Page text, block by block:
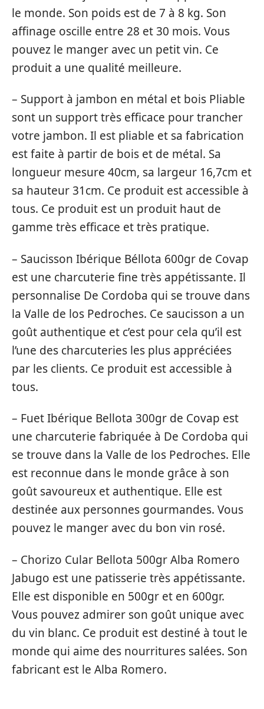
le monde. Son poids est de 7 à 8 kg. Son
affinage oscille entre 28 et 30 mois. Vous
pouvez le manger avec un petit vin. Ce
produit a une qualité meilleure.
– Support à jambon en métal et bois Pliable
sont un support très efficace pour trancher
votre jambon. Il est pliable et sa fabrication
est faite à partir de bois et de métal. Sa
longueur mesure 40cm, sa largeur 16,7cm et
sa hauteur 31cm. Ce produit est accessible à
tous. Ce produit est un produit haut de
gamme très efficace et très pratique.
– Saucisson Ibérique Béllota 600gr de Covap
est une charcuterie fine très appétissante. Il
personnalise De Cordoba qui se trouve dans
la Valle de los Pedroches. Ce saucisson a un
goût authentique et c’est pour cela qu’il est
l’une des charcuteries les plus appréciées
par les clients. Ce produit est accessible à
tous.
– Fuet Ibérique Bellota 300gr de Covap est
une charcuterie fabriquée à De Cordoba qui
se trouve dans la Valle de los Pedroches. Elle
est reconnue dans le monde grâce à son
goût savoureux et authentique. Elle est
destinée aux personnes gourmandes. Vous
pouvez le manger avec du bon vin rosé.
– Chorizo Cular Bellota 500gr Alba Romero
Jabugo est une patisserie très appétissante.
Elle est disponible en 500gr et en 600gr.
Vous pouvez admirer son goût unique avec
du vin blanc. Ce produit est destiné à tout le
monde qui aime des nourritures salées. Son
fabricant est le Alba Romero.